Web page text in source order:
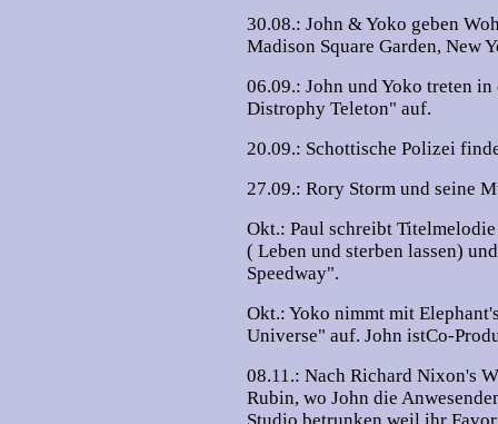
30.08.: John & Yoko geben
Madison Square Garden, New
06.09.: John und Yoko treten
Distrophy Teleton" auf.
20.09.: Schottische Polizei
27.09.: Rory Storm und seine
Okt.: Paul schreibt
( Leben und sterben lassen)
Speedway".
Okt.: Yoko nimmt mit
Universe" auf. John istCo-
08.11.: Nach Richard Nixon's
Rubin, wo John die